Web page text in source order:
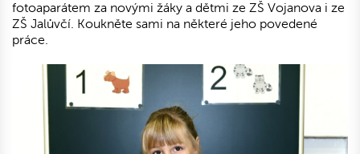
fotoaparátem za novými žáky a dětmi ze ZŠ Vojanova i ze
ZŠ Jalůvčí. Koukněte sami na některé jeho povedené
práce.